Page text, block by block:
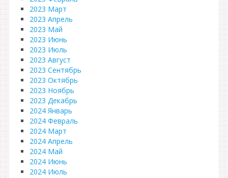
2023 Март
2023 Апрель
2023 Май
2023 Июнь
2023 Июль
2023 Август
2023 Сентябрь
2023 Октябрь
2023 Ноябрь
2023 Декабрь
2024 Январь
2024 Февраль
2024 Март
2024 Апрель
2024 Май
2024 Июнь
2024 Июль